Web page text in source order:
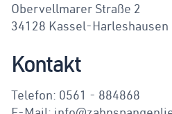
Obervellmarer Straße 2
34128 Kassel-Harleshausen
Kontakt
Telefon: 0561 - 884868